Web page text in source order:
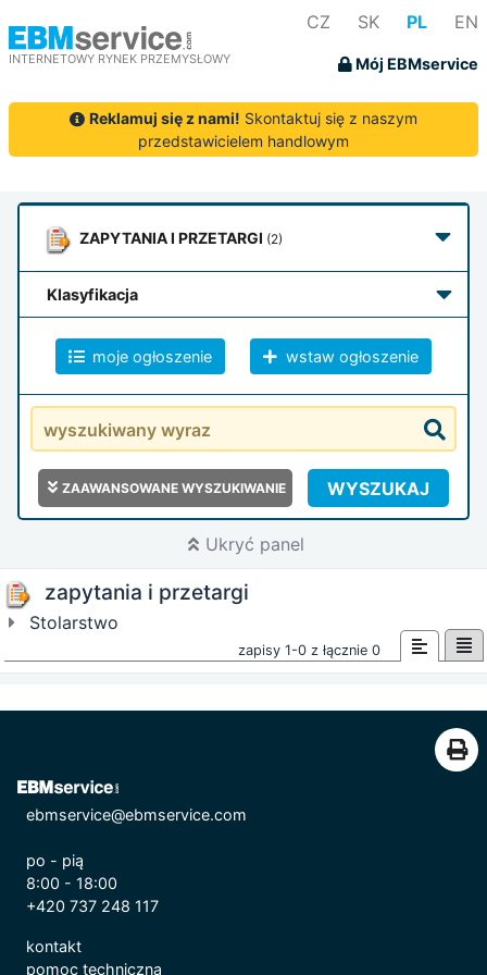
INTERNETOWY RYNEK PRZEMYSŁOWY
CZ SK PL EN
Mój EBMservice
Reklamuj się z nami! Skontaktuj się z naszym
przedstawicielem handlowym
ZAPYTANIAI PRZETARGI (2)
klasyfikacja
moje ogłoszenie wstaw ogłoszenie
ZAAWANSOWANE WYSZUKIWANIE WYSZUKAJ
Ukryć panel
zapytania i przetargi
Stolarstwo
zapisy 1-0 z łącznie 0
ebmservice@ebmservice.com
po - pią
8:00 - 18:00
+420 737 248 117
kontakt
pomoc techniczna